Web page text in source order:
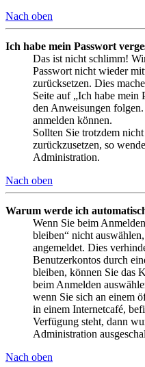
Nach oben
Ich habe mein Passwort
Das ist nicht schlimm!
Passwort nicht wieder
zurücksetzen. Dies
Seite auf „Ich habe mein
den Anweisungen
anmelden können.
Sollten Sie trotzdem
zurückzusetzen, so
Administration.
Nach oben
Warum werde ich
Wenn Sie beim
bleiben“ nicht
angemeldet. Dies
Benutzerkontos durch
bleiben, können Sie das
beim Anmelden
wenn Sie sich an einem
in einem Internetcafé,
Verfügung steht, dann
Administration
Nach oben